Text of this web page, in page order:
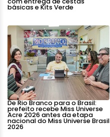
básicas e Kits Verde
De Rio Branco para o Brasil:
prefeito recebe Miss Universe
Acre 2026 antes da etapa
nacional do Miss Universe Brasil
2026